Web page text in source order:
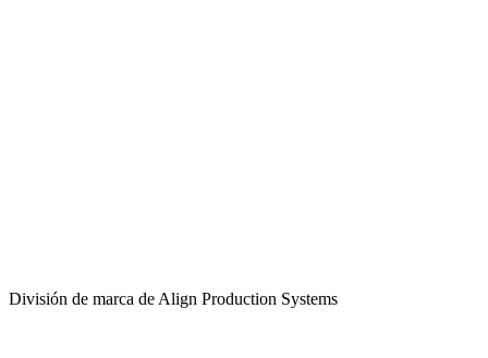
División de marca de Align Production Systems